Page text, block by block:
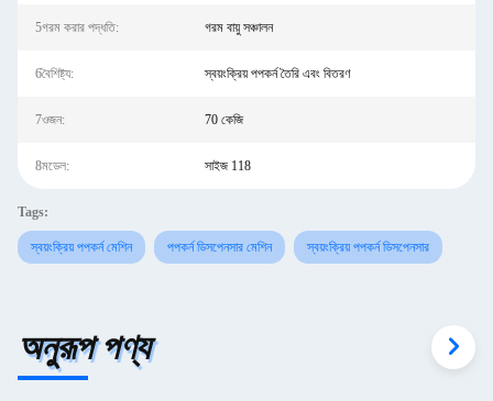
5গরম করার পদ্ধতি: গরম বায়ু সঞ্চালন
6বৈশিষ্ট্য: স্বয়ংক্রিয় পপকর্ন তৈরি এবং বিতরণ
7ওজন: 70 কেজি
8মডেল: সাইজ 118
Tags:
স্বয়ংক্রিয় পপকর্ন মেশিন পপকর্ন ডিসপেনসার মেশিন স্বয়ংক্রিয় পপকর্ন ডিসপেনসার
অনুরূপ পণ্য